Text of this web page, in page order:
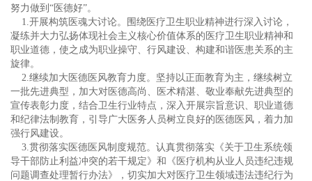
努力做到“医德好”。
1.开展构筑医魂大讨论。围绕医疗卫生职业精神进行深入讨论，
凝练并大力弘扬体现社会主义核心价值体系的医疗卫生职业精神和
职业道德，使之成为职业操守、行风建设、构建和谐医患关系的主
旋律。
2.继续加大医德医风教育力度。坚持以正面教育为主，继续树立
一批先进典型，加大对医德高尚、医术精湛、敬业奉献先进典型的
宣传表彰力度，结合卫生行业特点，深入开展宗旨意识、职业道德
和纪律法制教育，引导广大医务人员树立良好的医德医风，着力加
强行风建设。
3.贯彻落实医德医风制度规范。认真贯彻落实《关于卫生系统领
导干部防止利益冲突的若干规定》和《医疗机构从业人员违纪违规
问题调查处理暂行办法》，切实加大对医疗卫生领域违法违纪行为